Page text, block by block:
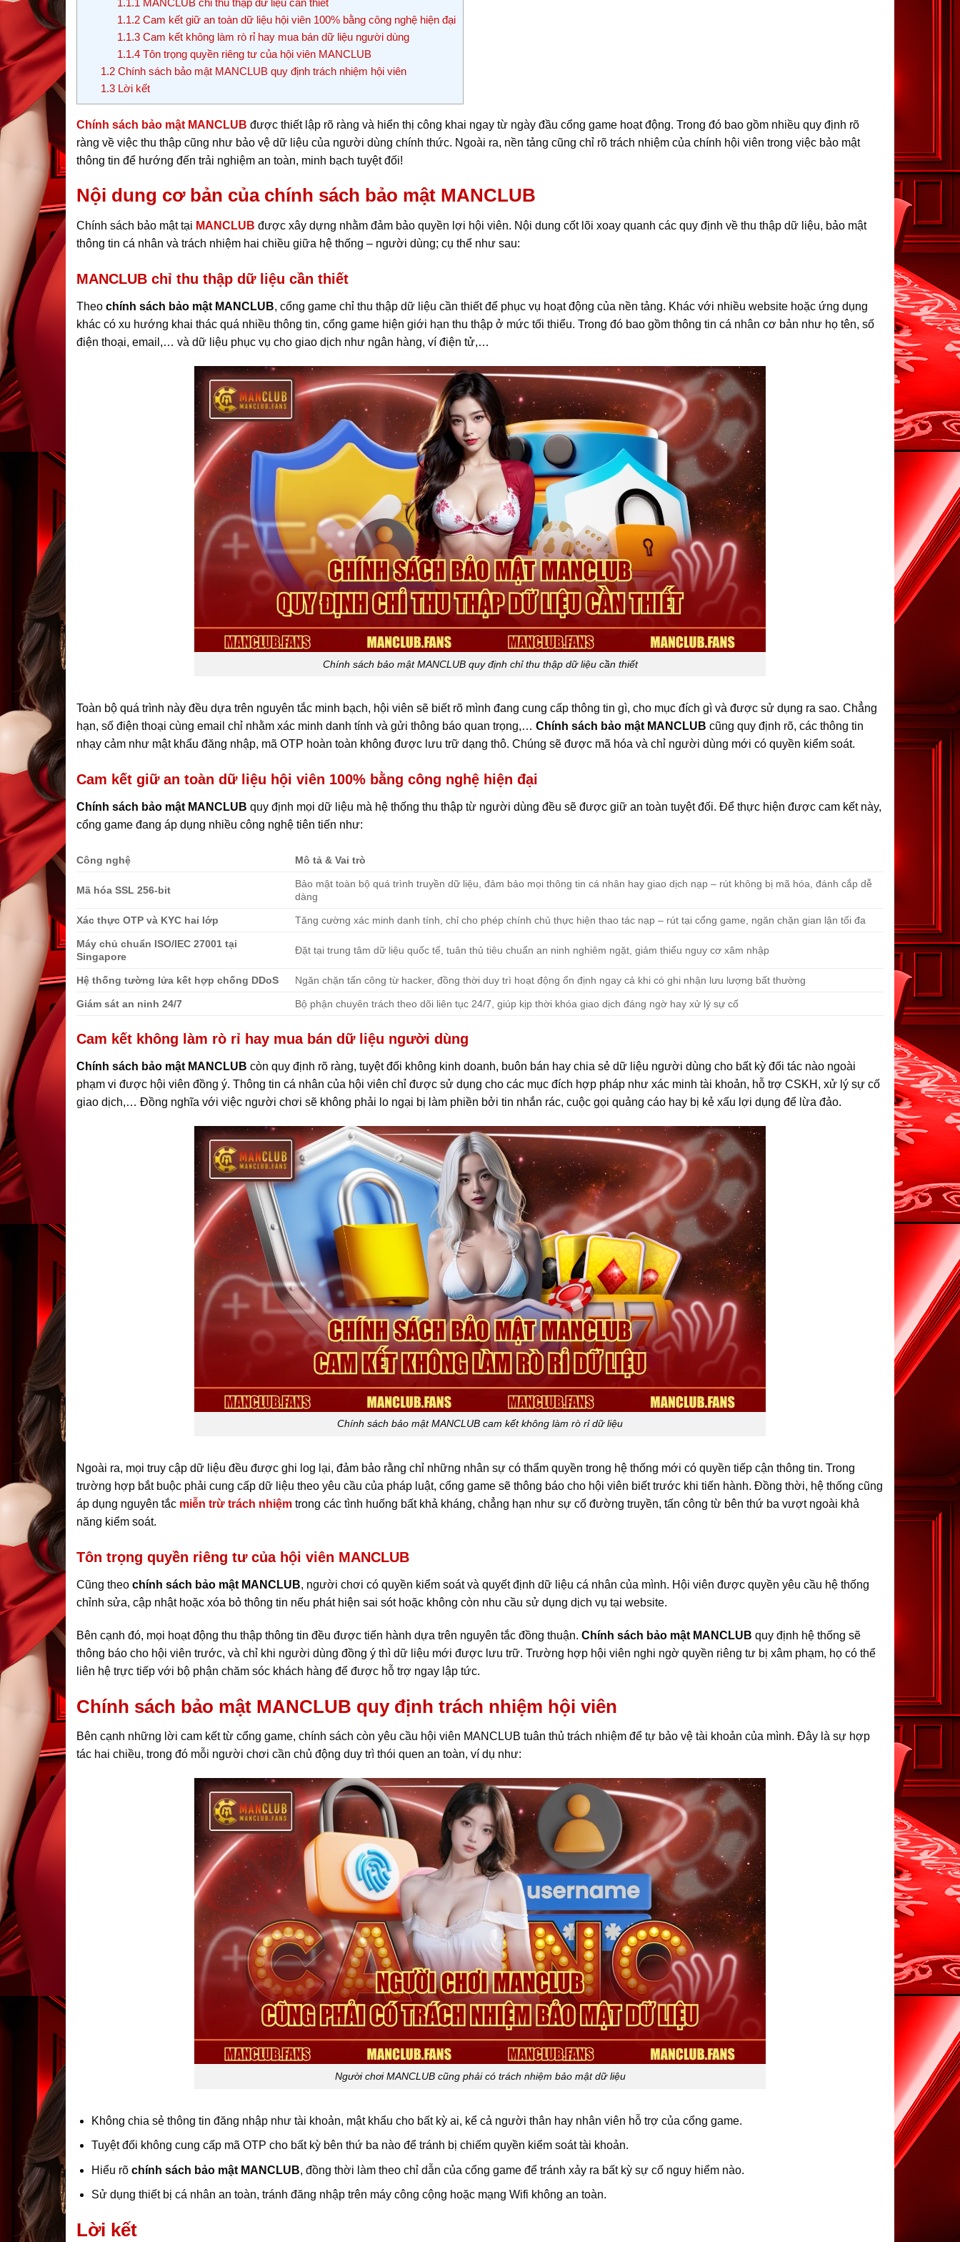
1.1.2Cam kết giữ an toàn dữ liệu hội viên 100% bằng công nghệ hiện đại
1.1.3Cam kết không làm rò rỉ hay mua bán dữ liệu người dùng
1.1.4Tôn trọng quyền riêng tư của hội viên MANCLUB
1.2Chính sách bảo mật MANCLUB quy định trách nhiệm hội viên
1.3Lời kết
Chính sách bảo mật MANCLUB được thiết lập rõ ràng và hiển thị công khai ngay từ ngày đầu cổng game hoạt động. Trong đó bao gồm nhiều quy định rõ
ràng về việc thu thập cũng như bảo vệ dữ liệu của người dùng chính thức. Ngoài ra, nền tảng cũng chỉ rõ trách nhiệm của chính hội viên trong việc bảo mật
thông tin để hướng đến trải nghiệm an toàn, minh bạch tuyệt đối!
Nội dung cơ bản của chính sách bảo mật MANCLUB
Chính sách bảo mật tại MANCLUB được xây dựng nhằm đảm bảo quyền lợi hội viên. Nội dung cốt lõi xoay quanh các quy định về thu thập dữ liệu, bảo mật
thông tin cá nhân và trách nhiệm hai chiều giữa hệ thống – người dùng; cụ thể như sau:
MANCLUB chỉ thu thập dữ liệu cần thiết
Theo chính sách bảo mật MANCLUB, cổng game chỉ thu thập dữ liệu cần thiết để phục vụ hoạt động của nền tảng. Khác với nhiều website hoặc ứng dụng
khác có xu hướng khai thác quá nhiều thông tin, cổng game hiện giới hạn thu thập ở mức tối thiểu. Trong đó bao gồm thông tin cá nhân cơ bản như họ tên, số
điện thoại, email,… và dữ liệu phục vụ cho giao dịch như ngân hàng, ví điện tử,…
Chính sách bảo mật MANCLUB quy định chỉ thu thập dữ liệu cần thiết
Toàn bộ quá trình này đều dựa trên nguyên tắc minh bạch, hội viên sẽ biết rõ mình đang cung cấp thông tin gì, cho mục đích gì và được sử dụng ra sao. Chẳng
hạn, số điện thoại cùng email chỉ nhằm xác minh danh tính và gửi thông báo quan trọng,… Chính sách bảo mật MANCLUB cũng quy định rõ, các thông tin
nhạy cảm như mật khẩu đăng nhập, mã OTP hoàn toàn không được lưu trữ dạng thô. Chúng sẽ được mã hóa và chỉ người dùng mới có quyền kiểm soát.
Cam kết giữ an toàn dữ liệu hội viên 100% bằng công nghệ hiện đại
Chính sách bảo mật MANCLUB quy định mọi dữ liệu mà hệ thống thu thập từ người dùng đều sẽ được giữ an toàn tuyệt đối. Để thực hiện được cam kết này,
cổng game đang áp dụng nhiều công nghệ tiên tiến như:
Công nghệ Mô tả & Vai trò
Mã hóa SSL 256-bit
Bảo mật toàn bộ quá trình truyền dữ liệu, đảm bảo mọi thông tin cá nhân hay giao dịch nạp – rút không bị mã hóa, đánh cắp dễ
dàng
Xác thực OTP và KYC hai lớp Tăng cường xác minh danh tính, chỉ cho phép chính chủ thực hiện thao tác nạp – rút tại cổng game, ngăn chặn gian lận tối đa
Máy chủ chuẩn ISO/IEC 27001 tại
Singapore
Đặt tại trung tâm dữ liệu quốc tế, tuân thủ tiêu chuẩn an ninh nghiêm ngặt, giảm thiểu nguy cơ xâm nhập
Hệ thống tường lửa kết hợp chống DDoS Ngăn chặn tấn công từ hacker, đồng thời duy trì hoạt động ổn định ngay cả khi có ghi nhận lưu lượng bất thường
Giám sát an ninh 24/7 Bộ phận chuyên trách theo dõi liên tục 24/7, giúp kịp thời khóa giao dịch đáng ngờ hay xử lý sự cố
Cam kết không làm rò rỉ hay mua bán dữ liệu người dùng
Chính sách bảo mật MANCLUB còn quy định rõ ràng, tuyệt đối không kinh doanh, buôn bán hay chia sẻ dữ liệu người dùng cho bất kỳ đối tác nào ngoài
phạm vi được hội viên đồng ý. Thông tin cá nhân của hội viên chỉ được sử dụng cho các mục đích hợp pháp như xác minh tài khoản, hỗ trợ CSKH, xử lý sự cố
giao dịch,… Đồng nghĩa với việc người chơi sẽ không phải lo ngại bị làm phiền bởi tin nhắn rác, cuộc gọi quảng cáo hay bị kẻ xấu lợi dụng để lừa đảo.
Chính sách bảo mật MANCLUB cam kết không làm rò rỉ dữ liệu
Ngoài ra, mọi truy cập dữ liệu đều được ghi log lại, đảm bảo rằng chỉ những nhân sự có thẩm quyền trong hệ thống mới có quyền tiếp cận thông tin. Trong
trường hợp bắt buộc phải cung cấp dữ liệu theo yêu cầu của pháp luật, cổng game sẽ thông báo cho hội viên biết trước khi tiến hành. Đồng thời, hệ thống cũng
áp dụng nguyên tắc miễn trừ trách nhiệm trong các tình huống bất khả kháng, chẳng hạn như sự cố đường truyền, tấn công từ bên thứ ba vượt ngoài khả
năng kiểm soát.
Tôn trọng quyền riêng tư của hội viên MANCLUB
Cũng theo chính sách bảo mật MANCLUB, người chơi có quyền kiểm soát và quyết định dữ liệu cá nhân của mình. Hội viên được quyền yêu cầu hệ thống
chỉnh sửa, cập nhật hoặc xóa bỏ thông tin nếu phát hiện sai sót hoặc không còn nhu cầu sử dụng dịch vụ tại website.
Bên cạnh đó, mọi hoạt động thu thập thông tin đều được tiến hành dựa trên nguyên tắc đồng thuận. Chính sách bảo mật MANCLUB quy định hệ thống sẽ
thông báo cho hội viên trước, và chỉ khi người dùng đồng ý thì dữ liệu mới được lưu trữ. Trường hợp hội viên nghi ngờ quyền riêng tư bị xâm phạm, họ có thể
liên hệ trực tiếp với bộ phận chăm sóc khách hàng để được hỗ trợ ngay lập tức.
Chính sách bảo mật MANCLUB quy định trách nhiệm hội viên
Bên cạnh những lời cam kết từ cổng game, chính sách còn yêu cầu hội viên MANCLUB tuân thủ trách nhiệm để tự bảo vệ tài khoản của mình. Đây là sự hợp
tác hai chiều, trong đó mỗi người chơi cần chủ động duy trì thói quen an toàn, ví dụ như:
Người chơi MANCLUB cũng phải có trách nhiệm bảo mật dữ liệu
Không chia sẻ thông tin đăng nhập như tài khoản, mật khẩu cho bất kỳ ai, kể cả người thân hay nhân viên hỗ trợ của cổng game.
Tuyệt đối không cung cấp mã OTP cho bất kỳ bên thứ ba nào để tránh bị chiếm quyền kiểm soát tài khoản.
Hiểu rõ chính sách bảo mật MANCLUB, đồng thời làm theo chỉ dẫn của cổng game để tránh xảy ra bất kỳ sự cố nguy hiểm nào.
Sử dụng thiết bị cá nhân an toàn, tránh đăng nhập trên máy công cộng hoặc mạng Wifi không an toàn.
Lời kết